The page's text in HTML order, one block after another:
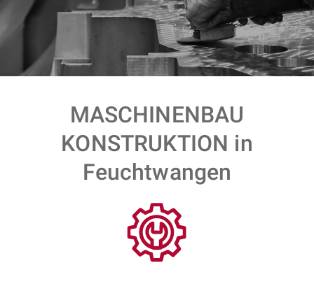
MASCHINENBAU
KONSTRUKTION in
Feuchtwangen